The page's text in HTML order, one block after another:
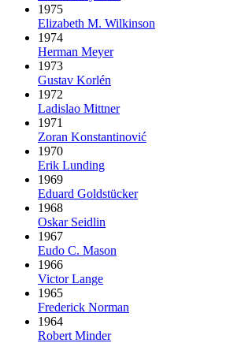
1975
Elizabeth M. Wilkinson
1974
Herman Meyer
1973
Gustav Korlén
1972
Ladislao Mittner
1971
Zoran Konstantinović
1970
Erik Lunding
1969
Eduard Goldstücker
1968
Oskar Seidlin
1967
Eudo C. Mason
1966
Victor Lange
1965
Frederick Norman
1964
Robert Minder